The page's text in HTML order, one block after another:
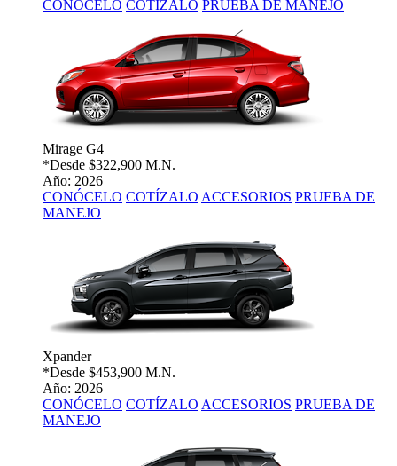
CONÓCELO COTÍZALO PRUEBA DE MANEJO
Mirage G4
*Desde $322,900 M.N.
Año: 2026
CONÓCELO COTÍZALO ACCESORIOS PRUEBA DE
MANEJO
Xpander
*Desde $453,900 M.N.
Año: 2026
CONÓCELO COTÍZALO ACCESORIOS PRUEBA DE
MANEJO